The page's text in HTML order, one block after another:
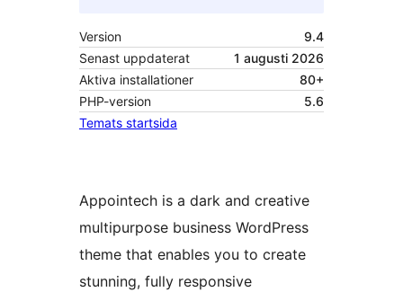
Version
9.4
Senast uppdaterat
1 augusti 2026
Aktiva installationer
80+
PHP-version
5.6
Temats startsida
Appointech is a dark and creative
multipurpose business WordPress
theme that enables you to create
stunning, fully responsive